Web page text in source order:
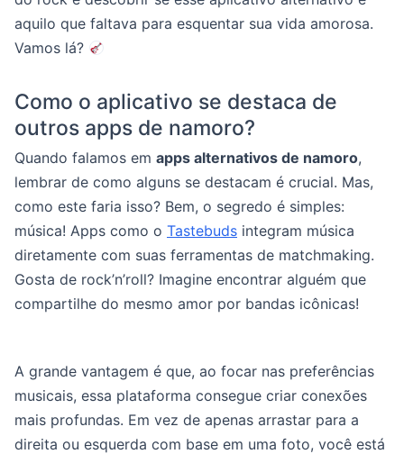
aquilo que faltava para esquentar sua vida amorosa.
Vamos lá?
Como o aplicativo se destaca de
outros apps de namoro?
Quando falamos em apps alternativos de namoro,
lembrar de como alguns se destacam é crucial. Mas,
como este faria isso? Bem, o segredo é simples:
música! Apps como o Tastebuds integram música
diretamente com suas ferramentas de matchmaking.
Gosta de rock’n’roll? Imagine encontrar alguém que
compartilhe do mesmo amor por bandas icônicas!
A grande vantagem é que, ao focar nas preferências
musicais, essa plataforma consegue criar conexões
mais profundas. Em vez de apenas arrastar para a
direita ou esquerda com base em uma foto, você está